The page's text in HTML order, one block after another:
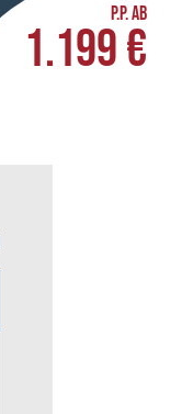
P.P. AB
1.199 €